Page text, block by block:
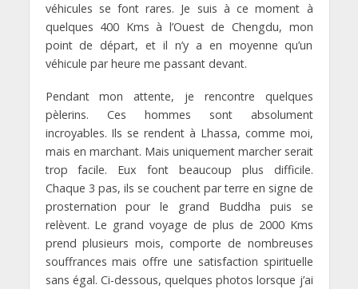
véhicules se font rares. Je suis à ce moment à
quelques 400 Kms à l’Ouest de Chengdu, mon
point de départ, et il n’y a en moyenne qu’un
véhicule par heure me passant devant.
Pendant mon attente, je rencontre quelques
pèlerins. Ces hommes sont absolument
incroyables. Ils se rendent à Lhassa, comme moi,
mais en marchant. Mais uniquement marcher serait
trop facile. Eux font beaucoup plus difficile.
Chaque 3 pas, ils se couchent par terre en signe de
prosternation pour le grand Buddha puis se
relèvent. Le grand voyage de plus de 2000 Kms
prend plusieurs mois, comporte de nombreuses
souffrances mais offre une satisfaction spirituelle
sans égal. Ci-dessous, quelques photos lorsque j’ai